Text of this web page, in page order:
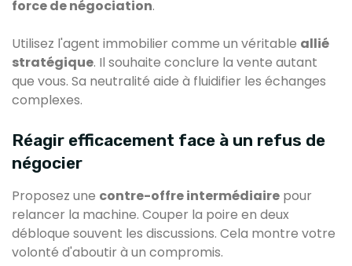
force de négociation.
Utilisez l'agent immobilier comme un véritable allié
stratégique. Il souhaite conclure la vente autant
que vous. Sa neutralité aide à fluidifier les échanges
complexes.
Réagir efficacement face à un refus de
négocier
Proposez une contre-offre intermédiaire pour
relancer la machine. Couper la poire en deux
débloque souvent les discussions. Cela montre votre
volonté d'aboutir à un compromis.